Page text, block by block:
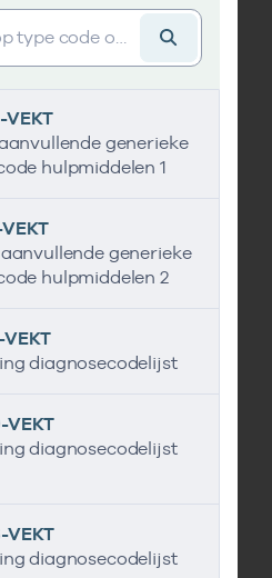
VEKT
generieke
hulpmiddelen 1
generieke
hulpmiddelen 2
diagnosecodelijst
VEKT
diagnosecodelijst
VEKT
diagnosecodelijst